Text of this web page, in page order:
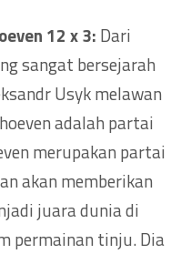
12 x 3: Dari
sangat bersejarah
Usyk melawan
adalah partai
merupakan partai
akan memberikan
juara dunia di
permainan tinju. Dia